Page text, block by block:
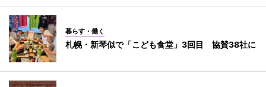
暮らす・働く
札幌・新琴似で「こども食堂」3回目 協賛38社に